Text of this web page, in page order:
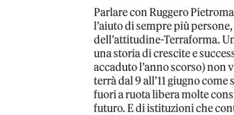
Parlare con Ruggero
l’aiuto di sempre più
dell’attitudine-Terraforma.
una storia di crescite e
accaduto l’anno scorso) non
terrà dal 9 all’11 giugno
fuori a ruota libera molte
futuro. E di istituzioni che